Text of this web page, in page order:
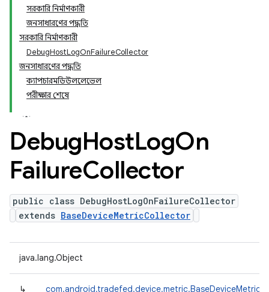
সরকারি নির্মাণকারী
জনসাধারণের পদ্ধতি
সরকারি নির্মাণকারী
DebugHostLogOnFailureCollector
জনসাধারণের পদ্ধতি
ক্যাপচারমডিউললেভেল
পরীক্ষার শেষে
DebugHostLogOn
FailureCollector
public class DebugHostLogOnFailureCollector
extends BaseDeviceMetricCollector
java.lang.Object
↳